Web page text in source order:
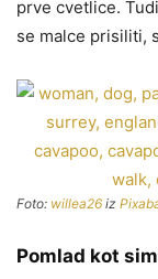
prve cvetlice.
se malce prisiliti,
Foto: willea26 iz
Pomlad kot